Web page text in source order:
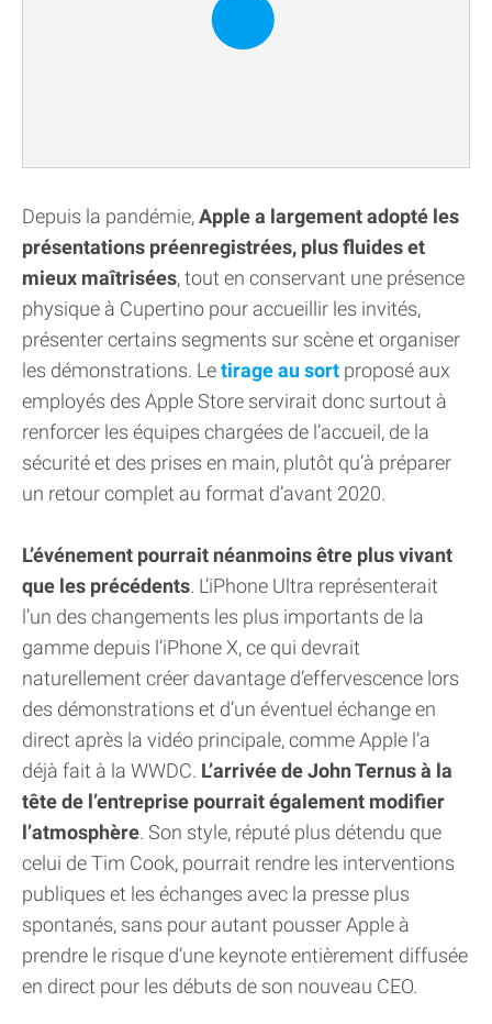
Depuis la pandémie,Apple a largement adopté les
présentations préenregistrées, plus fluides et
mieux maîtrisées, tout en conservant une présence
physique à Cupertino pour accueillir les invités,
présenter certains segments sur scène et organiser
les démonstrations. Letirage au sort proposé aux
employés des Apple Store servirait donc surtout à
renforcer les équipes chargées de l’accueil, de la
sécurité et des prises en main, plutôt qu’à préparer
un retour complet au format d’avant 2020.
L’événement pourrait néanmoins être plus vivant
que les précédents. L’iPhone Ultra représenterait
l’un des changements les plus importants de la
gamme depuis l’iPhone X, ce qui devrait
naturellement créer davantage d’effervescence lors
des démonstrations et d’un éventuel échange en
direct après la vidéo principale, comme Apple l’a
déjà fait à la WWDC. L’arrivée de John Ternus à la
tête de l’entreprise pourrait également modifier
l’atmosphère. Son style, réputé plus détendu que
celui de Tim Cook, pourrait rendre les interventions
publiques et les échanges avec la presse plus
spontanés, sans pour autant pousser Apple à
prendre le risque d’une keynote entièrement diffusée
en direct pour les débuts de son nouveau CEO.